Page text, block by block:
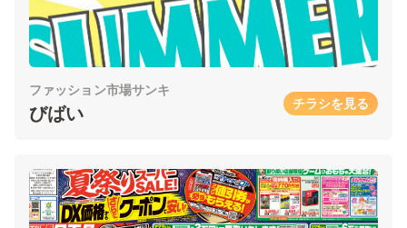
ファッション市場サンキ
びばい チラシを見る